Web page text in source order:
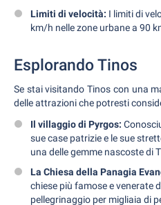
Limiti di velocità: I limiti di
km/h nelle zone urbane a 90
Esplorando Tinos
Se stai visitando Tinos con una
delle attrazioni che potresti
Il villaggio di Pyrgos:
sue case patrizie e le sue
una delle gemme nascoste di
La Chiesa della Panagia
chiese più famose e venerate
pellegrinaggio per migliaia di